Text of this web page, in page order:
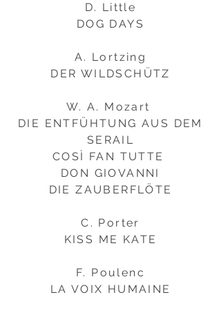
D. Little
DOG DAYS
A. Lortzing
DER WILDSCHÜTZ
W. A. Mozart
DIE ENTFÜHTUNG AUS DEM
SERAIL
COSÌ FAN TUTTE
DON GIOVANNI
DIE ZAUBERFLÖTE
C. Porter
KISS ME KATE
F. Poulenc
LA VOIX HUMAINE